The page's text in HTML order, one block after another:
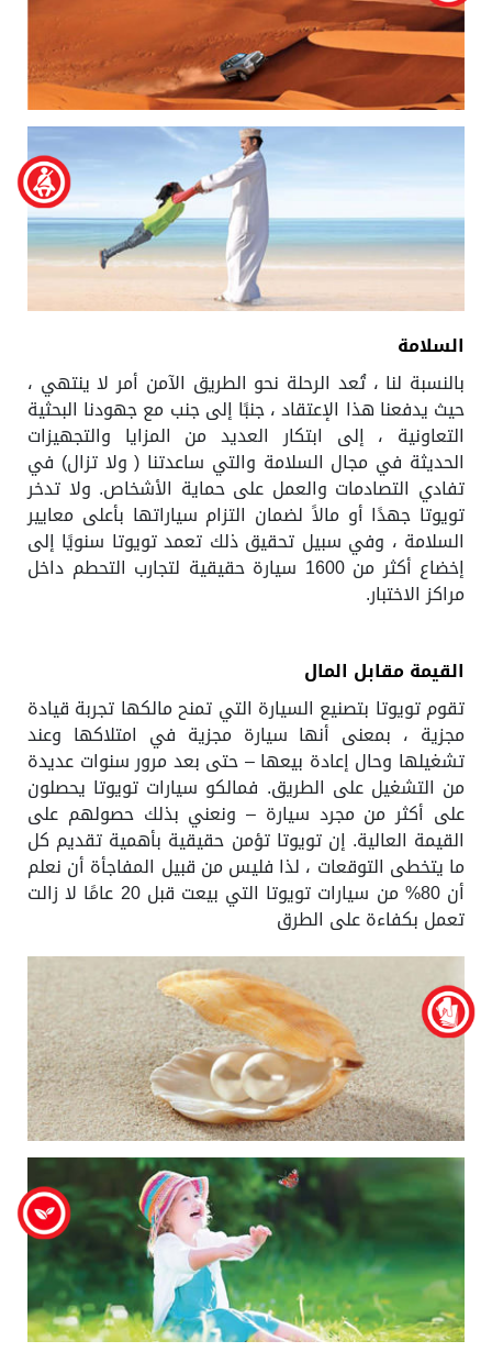
السلامة
بالنسبة لنا ، تُعد الرحلة نحو الطريق الآمن أمر لا ينتهي ،
حيث يدفعنا هذا الإعتقاد ، جنبًا إلى جنب مع جهودنا البحثية
التعاونية ، إلى ابتكار العديد من المزايا والتجهيزات
الحديثة في مجال السلامة والتي ساعدتنا ( ولا تزال) في
تفادي التصادمات والعمل على حماية الأشخاص. ولا تدخر
تويوتا جهدًا أو مالاً لضمان التزام سياراتها بأعلى معايير
السلامة ، وفي سبيل تحقيق ذلك تعمد تويوتا سنويًا إلى
إخضاع أكثر من 1600 سيارة حقيقية لتجارب التحطم داخل
مراكز الاختبار.
القيمة مقابل المال
تقوم تويوتا بتصنيع السيارة التي تمنح مالكها تجربة قيادة
مجزية ، بمعنى أنها سيارة مجزية في امتلاكها وعند
تشغيلها وحال إعادة بيعها – حتى بعد مرور سنوات عديدة
من التشغيل على الطريق. فمالكو سيارات تويوتا يحصلون
على أكثر من مجرد سيارة – ونعني بذلك حصولهم على
القيمة العالية. إن تويوتا تؤمن حقيقية بأهمية تقديم كل
ما يتخطى التوقعات ، لذا فليس من قبيل المفاجأة أن نعلم
أن 80% من سيارات تويوتا التي بيعت قبل 20 عامًا لا زالت
تعمل بكفاءة على الطرق